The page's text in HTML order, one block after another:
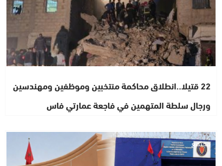
22 قتيلا..انطلاق محاكمة منتخبين وموظفين ومهندسين
ورجال سلطة المتهمين في فاجعة عمارتي فاس
مجتمع